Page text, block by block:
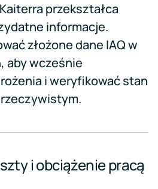
przekształca
informacje.
złożone dane IAQ w
aby wcześnie
i weryfikować stan
i obciążenie pracą